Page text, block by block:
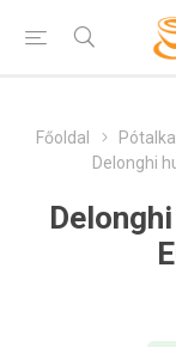
Főoldal
Delonghi